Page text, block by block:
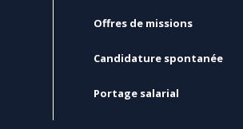
Offres de missions
Candidature spontanée
Portage salarial